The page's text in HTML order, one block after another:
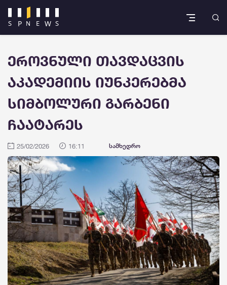
ეროვნული თავდაცვის
აკადემიის იუნკერებმა
სიმბოლური გარბენი
ჩაატარეს
25/02/2026 16:11 სამხედრო